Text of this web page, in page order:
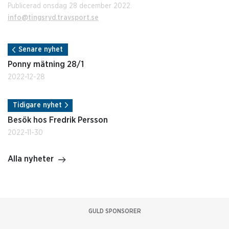
Publicerad onsdag 28 december 2022.
info@tingsryd.travsport.se
Senare nyhet
Ponny mätning 28/1
2022-12-28
Tidigare nyhet
Besök hos Fredrik Persson
2022-11-30
Alla nyheter
GULD SPONSORER